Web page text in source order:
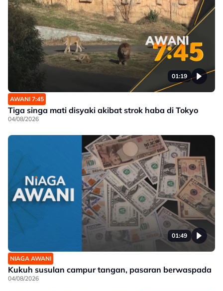
01:19
AWANI 7:45
Tiga singa mati disyaki akibat strok haba di Tokyo
04/08/2026
01:49
NIAGA AWANI
Kukuh susulan campur tangan, pasaran berwaspada
04/08/2026